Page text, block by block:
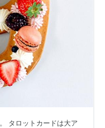
タロットカードは大ア